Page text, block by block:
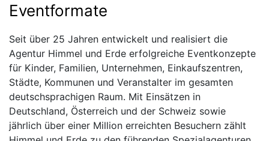
Eventformate
Seit über 25 Jahren entwickelt und realisiert die
Agentur Himmel und Erde erfolgreiche Eventkonzepte
für Kinder, Familien, Unternehmen, Einkaufszentren,
Städte, Kommunen und Veranstalter im gesamten
deutschsprachigen Raum. Mit Einsätzen in
Deutschland, Österreich und der Schweiz sowie
jährlich über einer Million erreichten Besuchern zählt